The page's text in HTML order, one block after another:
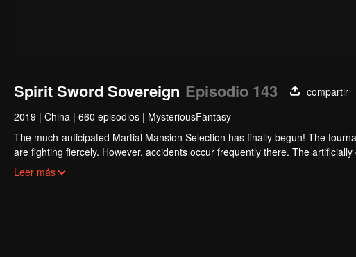
Spirit Sword Sovereign Episodio 143
compartir
2019 | China | 660 episodios | MysteriousFantasy
The much-anticipated Martial Mansion Selection has finally begun! The
are fighting fiercely. However, accidents occur frequently there. The
the strongest people that ensue, all reveal the mysterious and huge
Leer más